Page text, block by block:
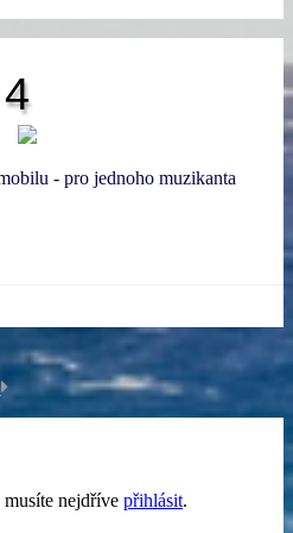
- pro jednoho muzikanta
nejdříve přihlásit.